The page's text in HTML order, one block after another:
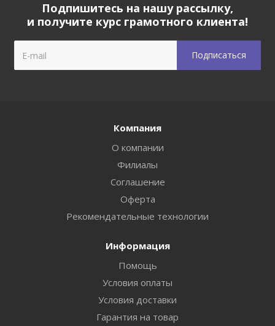
Подпишитесь на нашу рассылку,
и получите курс грамотного клиента!
Компания
О компании
Филиалы
Соглашение
Оферта
Рекомендательные технологии
Информация
Помощь
Условия оплаты
Условия доставки
Гарантия на товар